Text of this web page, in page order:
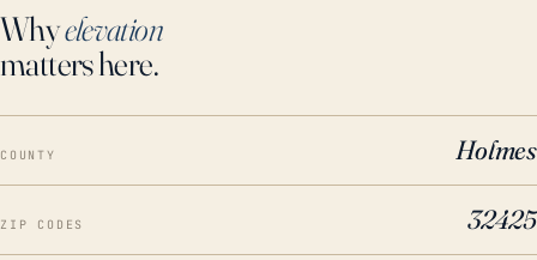
Whyelevation
matters here.
COUNTY Holmes
ZIP CODES 32425